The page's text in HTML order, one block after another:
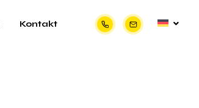
Kontakt